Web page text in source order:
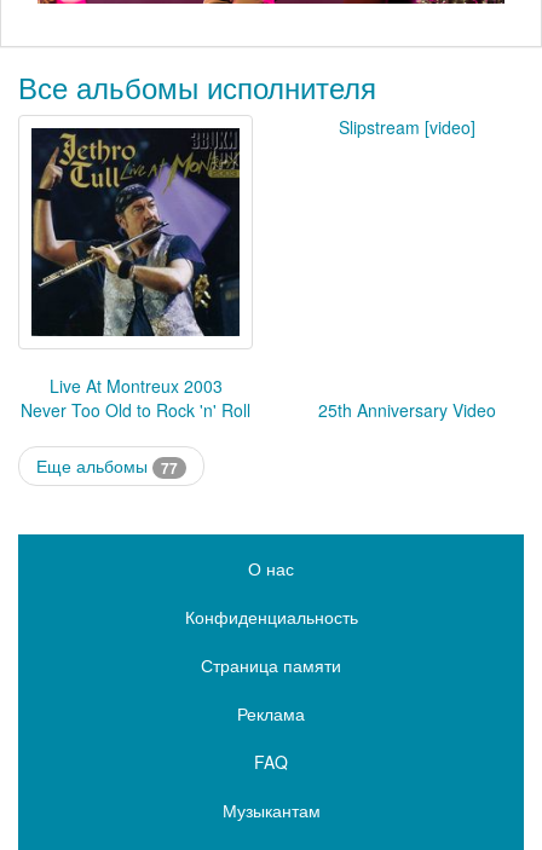
Все альбомы исполнителя
Live At Montreux 2003
Slipstream [video]
Never Too Old to Rock 'n' Roll 25th Anniversary Video
Еще альбомы 77
О нас
Конфиденциальность
Страница памяти
Реклама
FAQ
Музыкантам